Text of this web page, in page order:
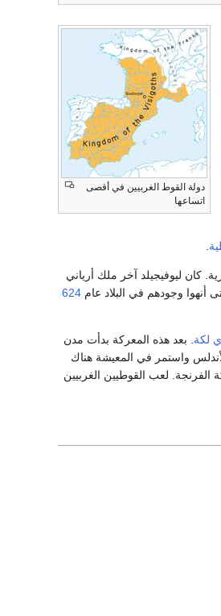
دولة القوط الغربيين في أقصى
اتساعها
كان ليوفيجيلد آخر ملك أرياني
أنهوا وجودهم في البلاد عام 624
لكة . بعد هذه المعركة بدأت مدن
بعض القوط في الأندلس واستمر في المعيشة هناك
لعب القوطيين الغربيين